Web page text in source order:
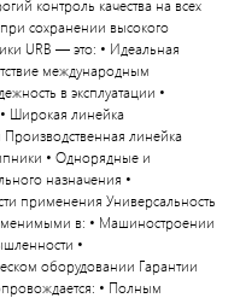
контроль качества на всех
сохранении высокого
URB — это: • Идеальная
международным
в эксплуатации •
Широкая линейка
Производственная линейка
• Однорядные и
назначения •
применения Универсальность
в: • Машиностроении
•
оборудовании Гарантии
• Полным